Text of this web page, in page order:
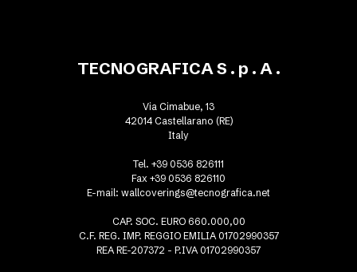
TECNOGRAFICA S . p . A .
Via Cimabue, 13
42014 Castellarano (RE)
Italy
Tel. +39 0536 826111
Fax +39 0536 826110
E-mail: wallcoverings@tecnografica.net
CAP. SOC. EURO 660.000,00
C.F. REG. IMP. REGGIO EMILIA 01702990357
REA RE-207372 - P.IVA 01702990357